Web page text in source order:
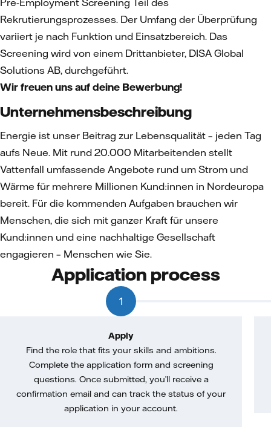
Pre-Employment Screening Teil des
Rekrutierungsprozesses. Der Umfang der Überprüfung
variiert je nach Funktion und Einsatzbereich. Das
Screening wird von einem Drittanbieter, DISA Global
Solutions AB, durchgeführt.
Wir freuen uns auf deine Bewerbung!
Unternehmensbeschreibung
Energie ist unser Beitrag zur Lebensqualität – jeden Tag
aufs Neue. Mit rund 20.000 Mitarbeitenden stellt
Vattenfall umfassende Angebote rund um Strom und
Wärme für mehrere Millionen Kund:innen in Nordeuropa
bereit. Für die kommenden Aufgaben brauchen wir
Menschen, die sich mit ganzer Kraft für unsere
Kund:innen und eine nachhaltige Gesellschaft
engagieren – Menschen wie Sie.
Application process
1
Apply
Find the role that fits your skills and ambitions.
Complete the application form and screening
questions. Once submitted, you’ll receive a
confirmation email and can track the status of your
application in your account.